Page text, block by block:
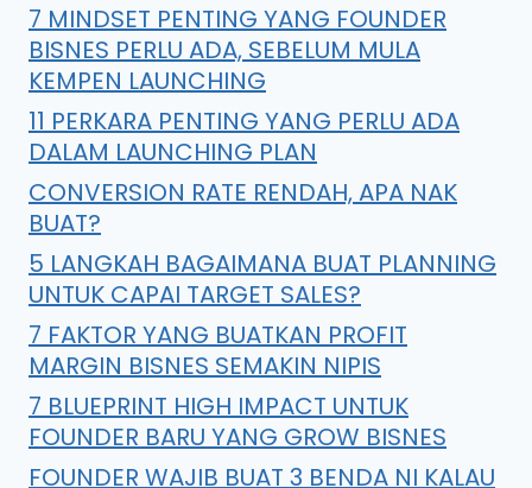
7 MINDSET PENTING YANG FOUNDER
BISNES PERLU ADA, SEBELUM MULA
KEMPEN LAUNCHING
11 PERKARA PENTING YANG PERLU ADA
DALAM LAUNCHING PLAN
CONVERSION RATE RENDAH, APA NAK
BUAT?
5 LANGKAH BAGAIMANA BUAT PLANNING
UNTUK CAPAI TARGET SALES?
7 FAKTOR YANG BUATKAN PROFIT
MARGIN BISNES SEMAKIN NIPIS
7 BLUEPRINT HIGH IMPACT UNTUK
FOUNDER BARU YANG GROW BISNES
FOUNDER WAJIB BUAT 3 BENDA NI KALAU